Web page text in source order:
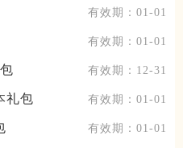
有效期：01-01
有效期：01-01
有效期：12-31
礼包 有效期：01-01
有效期：01-01